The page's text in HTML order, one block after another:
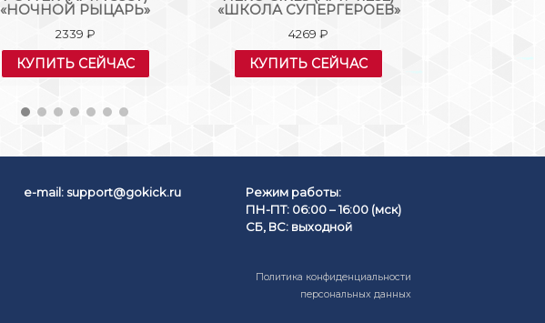
«НОЧНОЙ РЫЦАРЬ»
2339 ₽
КУПИТЬ СЕЙЧАС
«ШКОЛА СУПЕРГЕРОЕВ»
4269₽
КУПИТЬ СЕЙЧАС
e-mail: support@gokick.ru
Режим работы:
ПН-ПТ: 06:00 – 16:00 (мск)
СБ, ВС: выходной
Политика конфиденциальности
персональных данных